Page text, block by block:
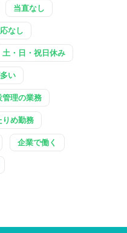
当直なし
なし
土・日・祝日休み
い
管理の業務
りめ勤務
企業で働く